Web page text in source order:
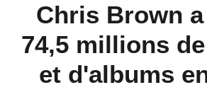
Chris Brown
74,5 millions
et d'albums